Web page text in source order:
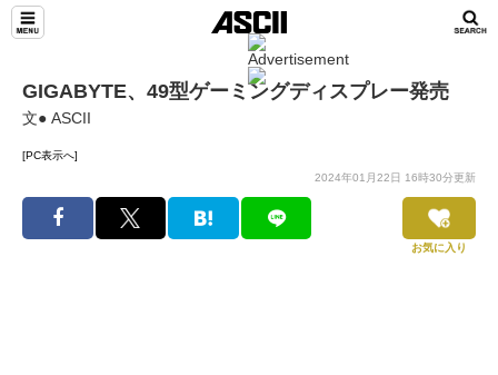
GIGABYTE、49型ゲーミングディスプレー発売
文● ASCII
[PC表示へ]
2024年01月22日 16時30分更新
お気に入り